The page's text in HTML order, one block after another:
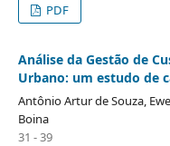
PDF
Análise da Gestão de
Urbano: um estudo de
Antônio Artur de Souza,
Boina
31 - 39